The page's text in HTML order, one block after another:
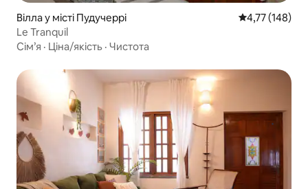
Вілла у місті Пудучеррі Середня
4,77 (148)
Le Tranquil
Сім’я · Ціна/якість · Чистота